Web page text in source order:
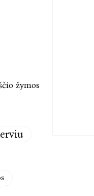
žymos